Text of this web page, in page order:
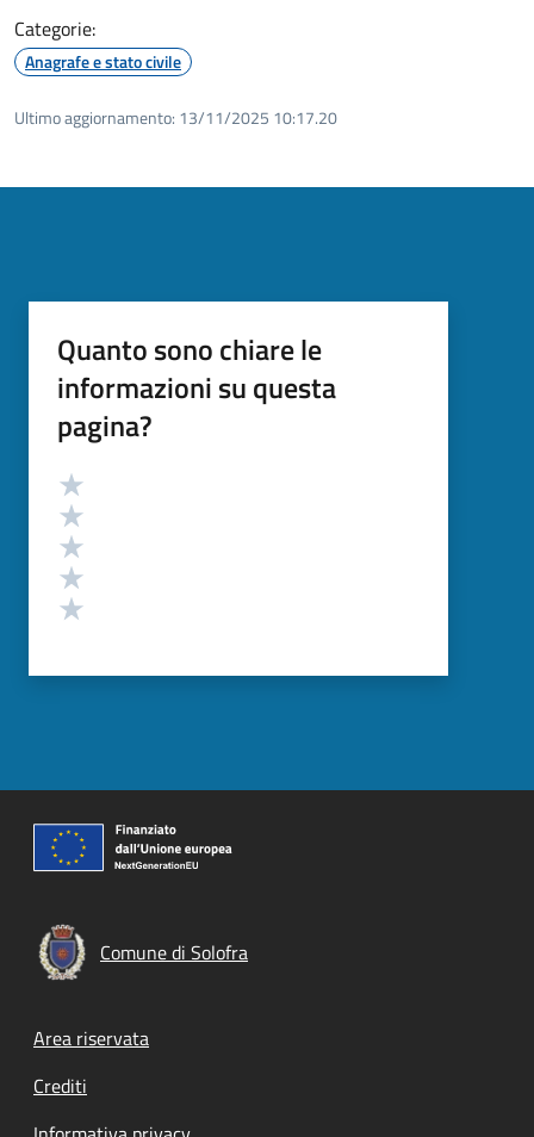
Categorie:
Anagrafe e stato civile
Ultimo aggiornamento: 13/11/2025 10:17.20
Quanto sono chiare le
informazioni su questa
pagina?
Valutazione
Comune di Solofra
Footer menu
Area riservata
Crediti